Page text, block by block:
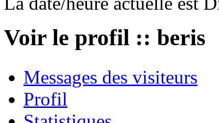
Voir le profil :: beris
Messages des visiteurs
Profil